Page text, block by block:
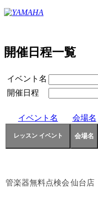
開催日程一覧
イベント名
開催日程
イベント名 会場名
管楽器無料点検会仙台店